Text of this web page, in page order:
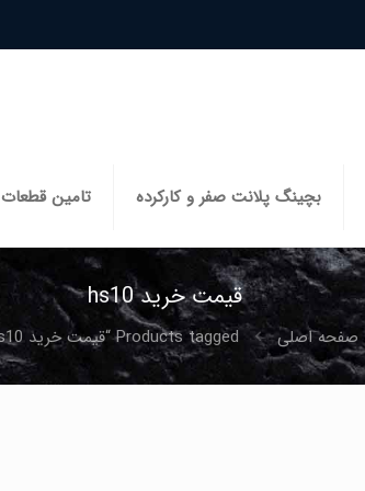
بچینگ پلانت صفر و کارکرده تامین قطعات
قیمت خرید hs10
صفحه اصلی Products tagged “قیمت خرید hs10”